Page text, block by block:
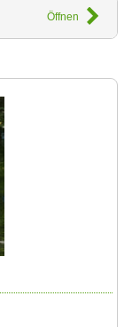
Öffnen